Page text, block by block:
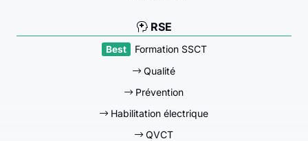
RSE
Formation SSCT
Qualité
Prévention
Habilitation électrique
QVCT